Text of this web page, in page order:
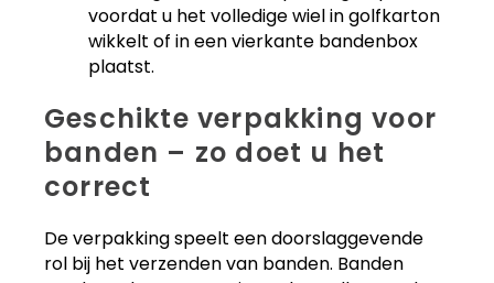
voordat u het volledige wiel in golfkarton
wikkelt of in een vierkante bandenbox
plaatst.
Geschikte verpakking voor
banden – zo doet u het
correct
De verpakking speelt een doorslaggevende
rol bij het verzenden van banden. Banden